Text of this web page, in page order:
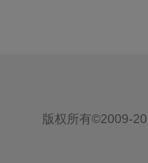
版权所有©2009-